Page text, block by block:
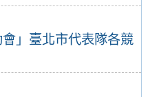
會」臺北市代表隊各競